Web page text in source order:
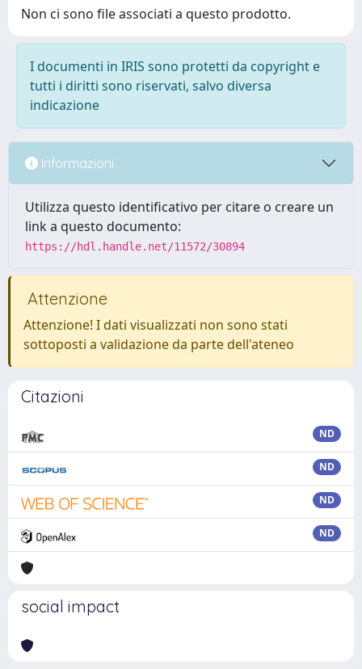
Non ci sono file associati a questo prodotto.
I documenti in IRIS sono protetti da copyright e
tutti i diritti sono riservati, salvo diversa
indicazione
Informazioni
Utilizza questo identificativo per citare o creare un
link a questo documento:
https://hdl.handle.net/11572/30894
Attenzione
Attenzione! I dati visualizzati non sono stati
sottoposti a validazione da parte dell'ateneo
Citazioni
ND
ND
ND
ND
social impact